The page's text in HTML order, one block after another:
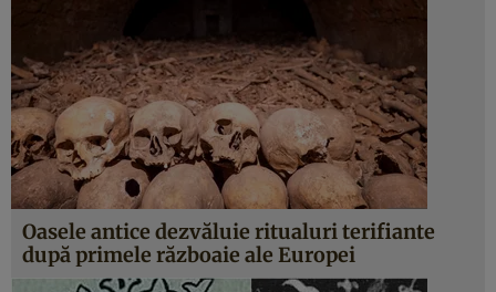
Oasele antice dezvăluie ritualuri terifiante
după primele războaie ale Europei